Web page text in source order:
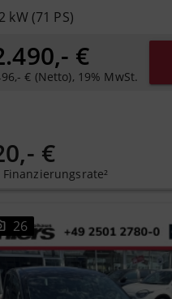
kW (71 PS)
€
€ (Netto), 19% MwSt.
€
26